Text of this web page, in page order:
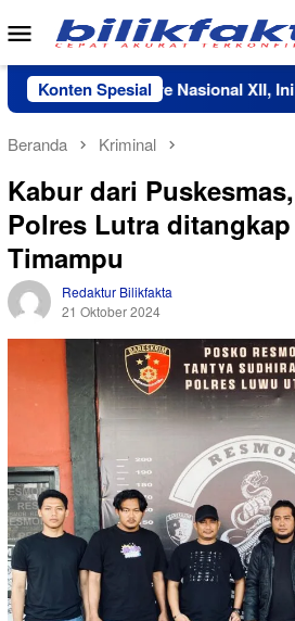
Loncat
ke
konten
Menu
Mobile
Konten Spesial
ke Jambore Nasional XII, Ini
Beranda Kriminal
Kabur dari
Polres Lutra
Timampu
Redaktur Bilikfakta
21 Oktober 2024